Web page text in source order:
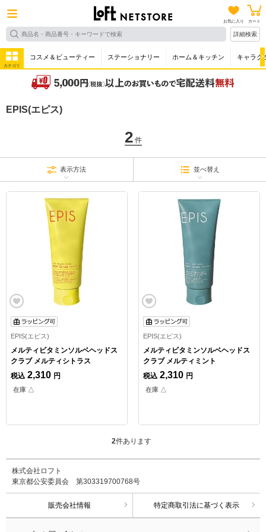
お気に入り カート
詳細検索
カテゴリ
コスメ＆ビューティー ステーショナリー ホーム＆キッチン キャラク
EPIS(エピス)
2件
表示方法 並べ替え
EPIS(エピス)
メルティビタミンソルベヘッドス
クラブ メルティシトラス
税込 2,310 円
在庫 △
EPIS(エピス)
メルティビタミンソルベヘッドス
クラブ メルティミント
税込 2,310 円
在庫 △
2件あります
株式会社ロフト
東京都公安委員会 第303319700768号
販売会社情報 特定商取引法に基づく表示